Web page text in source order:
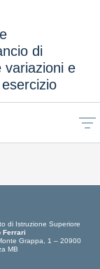
di
variazioni e
di Istruzione Superiore
Ferrari
Grappa, 1 – 20900
MB